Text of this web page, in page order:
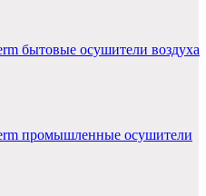
бытовые осушители воздуха
промышленные осушители